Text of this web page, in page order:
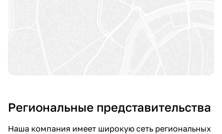
Региональные представительства
Наша компания имеет широкую сеть региональных